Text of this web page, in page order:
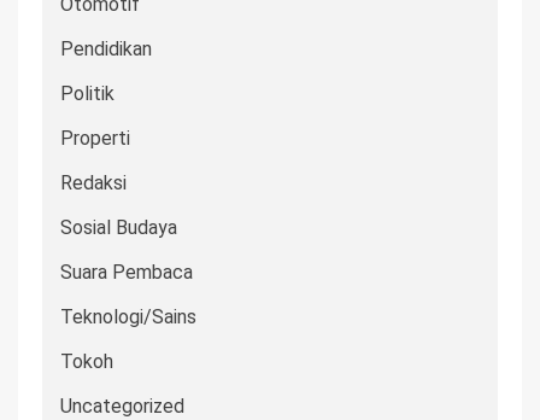
Pendidikan
Politik
Properti
Redaksi
Sosial Budaya
Suara Pembaca
Teknologi/Sains
Tokoh
Uncategorized